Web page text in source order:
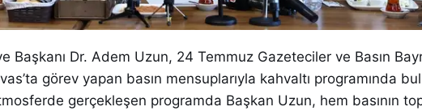
Başkanı Dr. Adem Uzun, 24 Temmuz Gazeteciler ve Basın
görev yapan basın mensuplarıyla kahvaltı programında
gerçekleşen programda Başkan Uzun, hem basının